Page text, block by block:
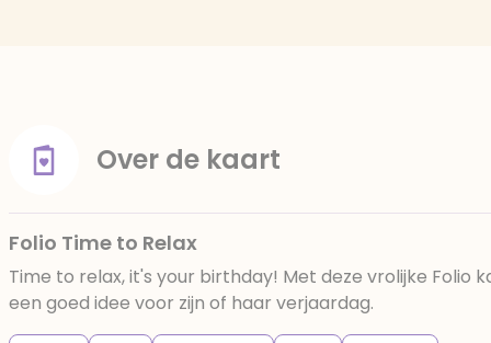
Over de kaart
Folio Time to Relax
Time to relax, it's your birthday! Met deze vrolijke Folio
een goed idee voor zijn of haar verjaardag.